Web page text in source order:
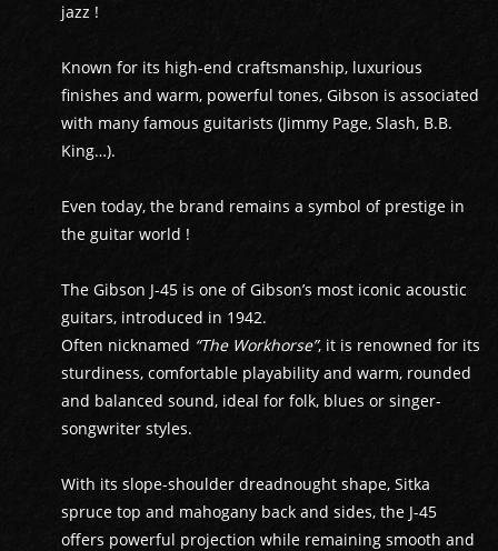
BASSES
jazz !
Known for its high-end craftsmanship, luxurious
finishes and warm, powerful tones, Gibson is associated
with many famous guitarists (Jimmy Page, Slash, B.B.
King…).
Even today, the brand remains a symbol of prestige in
the guitar world !
The Gibson J-45 is one of Gibson’s most iconic acoustic
guitars, introduced in 1942.
Often nicknamed “The Workhorse”, it is renowned for its
sturdiness, comfortable playability and warm, rounded
and balanced sound, ideal for folk, blues or singer-
songwriter styles.
With its slope-shoulder dreadnought shape, Sitka
spruce top and mahogany back and sides, the J-45
offers powerful projection while remaining smooth and